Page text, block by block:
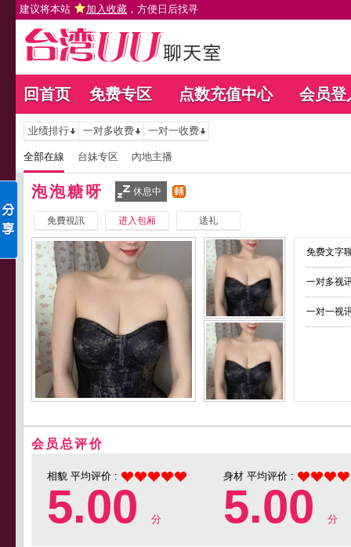
建议将本站 加入收藏 ，方便日后找寻
回首页 免费专区 点数充值中心 会员登
业绩排行 一对多收费 一对一收费
全部在線 台妹专区 內地主播
泡泡糖呀 休息中
免費視訊 进入包厢 送礼
免费文字
一对多视
一对一视
会员总评价
相貌 平均评价 :
5.00 分
身材 平均评价 :
5.00 分